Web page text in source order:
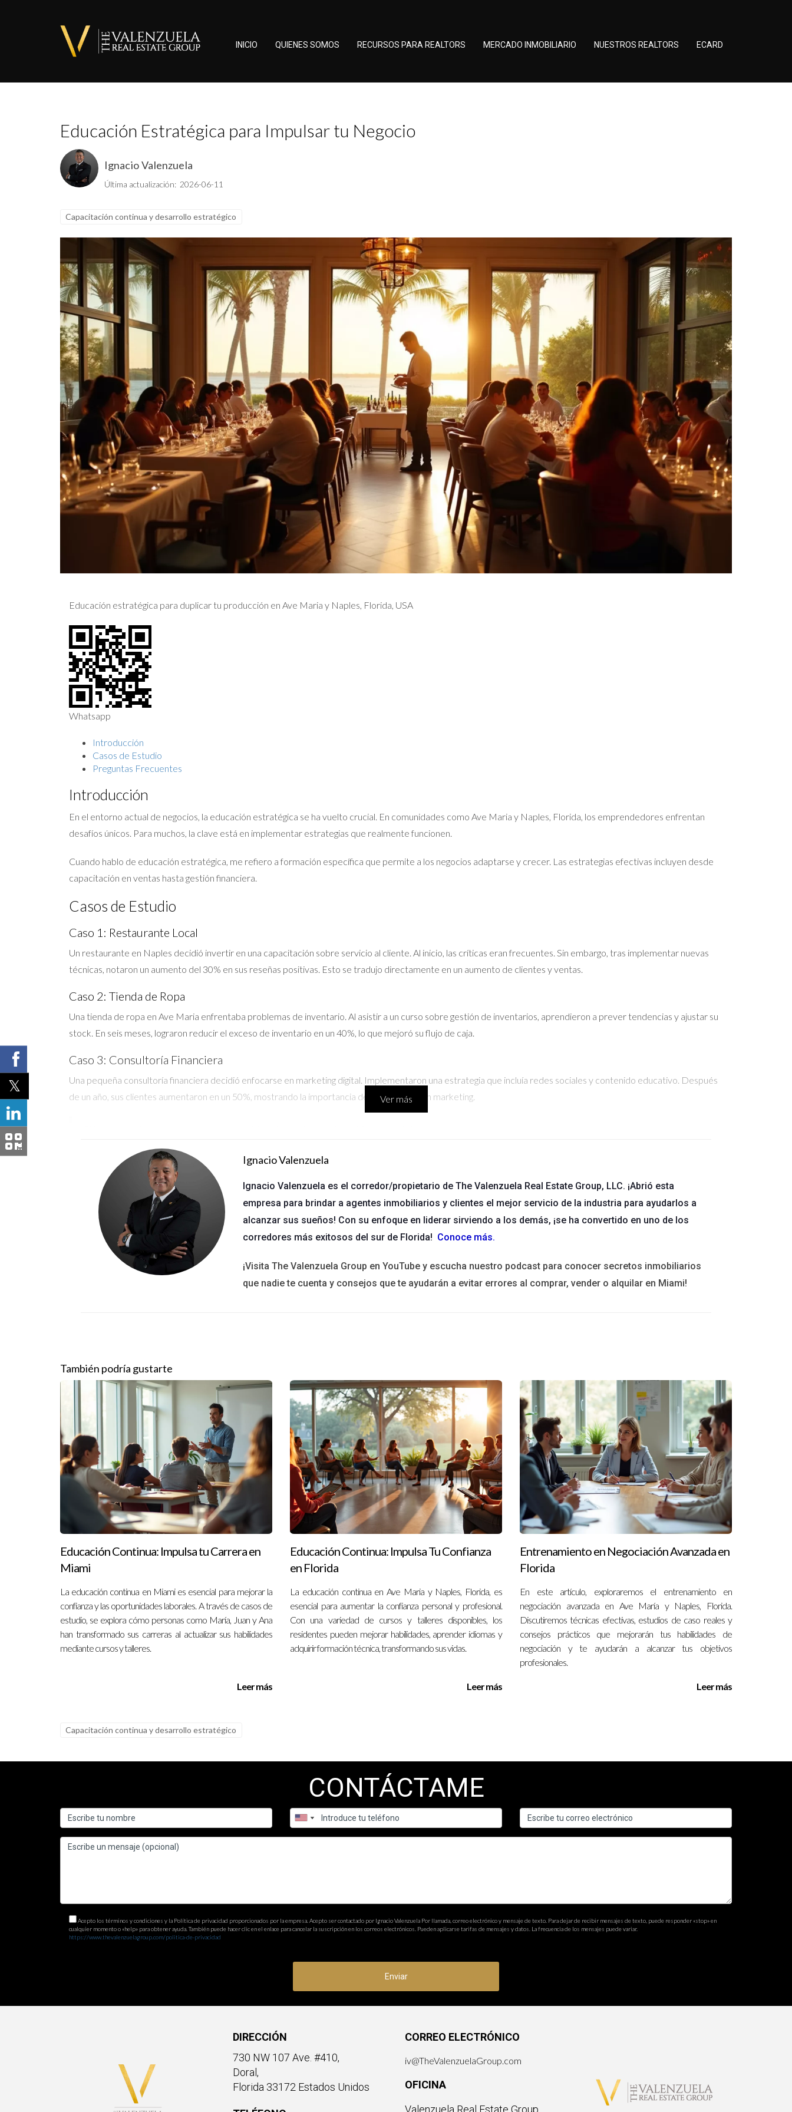
INICIO QUIENES SOMOS RECURSOS PARA REALTORS MERCADO INMOBILIARIO NUESTROS REALTORS ECARD
Educación Estratégica para Impulsar tu Negocio
Ignacio Valenzuela
Última actualización: 2026-06-11
Capacitación continua y desarrollo estratégico
Educación estratégica para duplicar tu producción en Ave Maria y Naples, Florida, USA
Whatsapp
Introducción
Casos de Estudio
Preguntas Frecuentes
Introducción
En el entorno actual de negocios, la educación estratégica se ha vuelto crucial. En comunidades como Ave Maria y Naples, Florida, los emprendedores enfrentan
desafíos únicos. Para muchos, la clave está en implementar estrategias que realmente funcionen.
Cuando hablo de educación estratégica, me refiero a formación específica que permite a los negocios adaptarse y crecer. Las estrategias efectivas incluyen desde
capacitación en ventas hasta gestión financiera.
Casos de Estudio
Caso 1: Restaurante Local
Un restaurante en Naples decidió invertir en una capacitación sobre servicio al cliente. Al inicio, las críticas eran frecuentes. Sin embargo, tras implementar nuevas
técnicas, notaron un aumento del 30% en sus reseñas positivas. Esto se tradujo directamente en un aumento de clientes y ventas.
Caso 2: Tienda de Ropa
Una tienda de ropa en Ave Maria enfrentaba problemas de inventario. Al asistir a un curso sobre gestión de inventarios, aprendieron a prever tendencias y ajustar su
stock. En seis meses, lograron reducir el exceso de inventario en un 40%, lo que mejoró su flujo de caja.
Caso 3: Consultoría Financiera
Una pequeña consultoría financiera decidió enfocarse en marketing digital. Implementaron una estrategia que incluía redes sociales y contenido educativo. Después
de un año, sus clientes aumentaron en un 50%, mostrando la importancia de la educación en marketing.
Las pequeñas acciones pueden llevar a grandes cambios. ¡No te quedes atrás!
Ponte en contacto conmigo para obtener más información sobre cómo puedes duplicar tu producción.
Preguntas Frecuentes
¿Qué es la educación estratégica?
Es la formación específica que ayuda a los negocios a adoptar mejores prácticas y adaptarse a cambios del mercado.
No necesariamente. Existen opciones accesibles e incluso gratuitas que pueden ser muy efectivas.
¿Dónde puedo encontrar estas formaciones?
Puedes buscar cursos online o talleres locales en comunidades como Ave Maria y Naples.
¿Cuál es el retorno de inversión esperado?
Dependerá del tipo de estrategia aplicada, pero muchos han reportado aumentos significativos en sus ventas.
Ignacio Valenzuela es un experto en educación estratégica y ha ayudado a numerosos negocios a alcanzar sus objetivos. Si estás listo para dar el siguiente paso, no
dudes en contactarme al13057764866 . Estoy aquí para ayudarte.
Ver más
Ignacio Valenzuela
Ignacio Valenzuela es el corredor/propietario de The Valenzuela Real Estate Group, LLC. ¡Abrió esta
empresa para brindar a agentes inmobiliarios y clientes el mejor servicio de la industria para ayudarlos a
alcanzar sus sueños! Con su enfoque en liderar sirviendo a los demás, ¡se ha convertido en uno de los
corredores más exitosos del sur de Florida! Conoce más.
¡Visita The Valenzuela Group en YouTube y escucha nuestro podcast para conocer secretos inmobiliarios
que nadie te cuenta y consejos que te ayudarán a evitar errores al comprar, vender o alquilar en Miami!
También podría gustarte
Educación Continua: Impulsa tu Carrera en
Miami
La educación continua en Miami es esencial para mejorar la
confianza y las oportunidades laborales. A través de casos de
estudio, se explora cómo personas como María, Juan y Ana
han transformado sus carreras al actualizar sus habilidades
mediante cursos y talleres.
Leer más
Educación Continua: Impulsa Tu Confianza
en Florida
La educación continua en Ave Maria y Naples, Florida, es
esencial para aumentar la confianza personal y profesional.
Con una variedad de cursos y talleres disponibles, los
residentes pueden mejorar habilidades, aprender idiomas y
adquirir formación técnica, transformando sus vidas.
Leer más
Entrenamiento en Negociación Avanzada en
Florida
En este artículo, exploraremos el entrenamiento en
negociación avanzada en Ave María y Naples, Florida.
Discutiremos técnicas efectivas, estudios de caso reales y
consejos prácticos que mejorarán tus habilidades de
negociación y te ayudarán a alcanzar tus objetivos
profesionales.
Leer más
Capacitación continua y desarrollo estratégico
CONTÁCTAME
Acepto los términos y condiciones y la Política de privacidad proporcionados por la empresa. Acepto ser contactado por Ignacio Valenzuela Por llamada, correo electrónico y mensaje de texto. Para dejar de recibir mensajes de texto, puede responder «stop» en
cualquier momento o «help» para obtener ayuda. También puede hacer clic en el enlace para cancelar la suscripción en los correos electrónicos. Pueden aplicarse tarifas de mensajes y datos. La frecuencia de los mensajes puede variar.
https://www.thevalenzuelagroup.com/politica-de-privacidad
Enviar
DIRECCIÓN
730 NW 107 Ave. #410,
Doral,
Florida 33172 Estados Unidos
CORREO ELECTRÓNICO
iv@TheValenzuelaGroup.com
OFICINA
Valenzuela Real Estate Group,